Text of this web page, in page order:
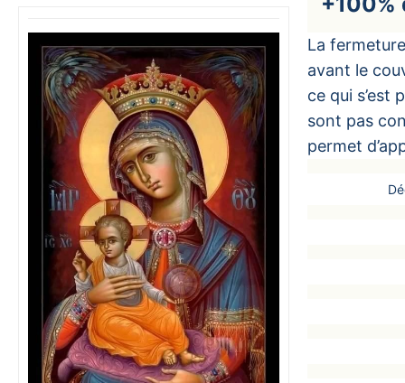
La
avant le
ce qui s’est
sont pas
permet